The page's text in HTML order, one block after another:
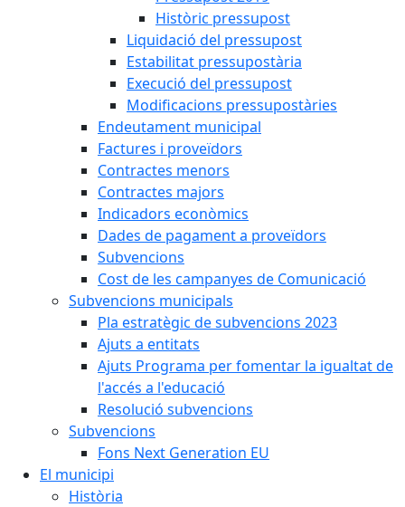
Històric pressupost
Liquidació del pressupost
Estabilitat pressupostària
Execució del pressupost
Modificacions pressupostàries
Endeutament municipal
Factures i proveïdors
Contractes menors
Contractes majors
Indicadors econòmics
Dades de pagament a proveïdors
Subvencions
Cost de les campanyes de Comunicació
Subvencions municipals
Pla estratègic de subvencions 2023
Ajuts a entitats
Ajuts Programa per fomentar la igualtat de
l'accés a l'educació
Resolució subvencions
Subvencions
Fons Next Generation EU
El municipi
Història